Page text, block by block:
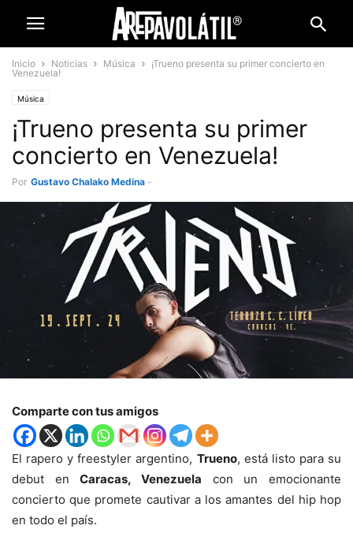
Inicio Noticias Música
¡Trueno presenta su primer concierto en
Venezuela!
Música
¡Trueno presenta su primer
concierto en Venezuela!
Por Gustavo Chalako Medina -
Comparte con tus amigos
El rapero y freestyler argentino, Trueno, está listo para su
debut enCaracas, Venezuela con un emocionante
concierto que promete cautivar a los amantes del hip hop
en todo el país.